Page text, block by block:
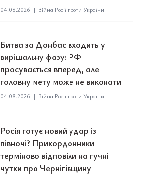
04.08.2026 | Війна Росії проти України
Битва за Донбас входить у
вирішальну фазу: РФ
просувається вперед, але
головну мету може не виконати
04.08.2026 | Війна Росії проти України
Росія готує новий удар із
півночі? Прикордонники
терміново відповіли на гучні
чутки про Чернігівщину